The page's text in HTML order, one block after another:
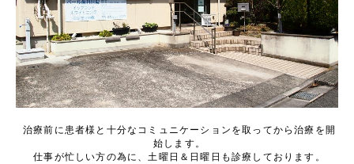
治療前に患者様と十分なコミュニケーションを取ってから治療を開
始します。
仕事が忙しい方の為に、土曜日＆日曜日も診療しております。